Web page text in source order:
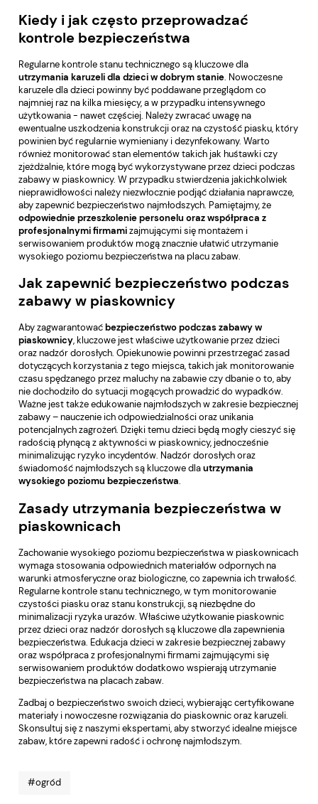
Kiedy i jak często przeprowadzać
kontrole bezpieczeństwa
Regularne kontrole stanu technicznego są kluczowe dla
utrzymania karuzeli dla dzieci w dobrym stanie. Nowoczesne
karuzele dla dziecipowinny być poddawane przeglądom co
najmniej raz na kilka miesięcy, a w przypadku intensywnego
użytkowania - nawet częściej. Należy zwracać uwagę na
ewentualne uszkodzenia konstrukcji oraz na czystość piasku, który
powinien być regularnie wymieniany i dezynfekowany. Warto
również monitorować stan elementów takich jak huśtawki czy
zjeżdżalnie, które mogą być wykorzystywane przez dzieci podczas
zabawy w piaskownicy. W przypadku stwierdzenia jakichkolwiek
nieprawidłowości należy niezwłocznie podjąć działania naprawcze,
aby zapewnić bezpieczeństwo najmłodszych. Pamiętajmy, że
odpowiednie przeszkolenie personelu oraz współpraca z
profesjonalnymi firmamizajmującymi się montażem i
serwisowaniem produktów mogą znacznie ułatwić utrzymanie
wysokiego poziomu bezpieczeństwa na placu zabaw.
Jak zapewnić bezpieczeństwo podczas
zabawy w piaskownicy
Aby zagwarantowaćbezpieczeństwo podczas zabawy w
piaskownicy, kluczowe jest właściwe użytkowanie przez dzieci
oraz nadzór dorosłych. Opiekunowie powinni przestrzegać zasad
dotyczących korzystania z tego miejsca, takich jak monitorowanie
czasu spędzanego przez maluchy na zabawie czy dbanie o to, aby
nie dochodziło do sytuacji mogących prowadzić do wypadków.
Ważne jest także edukowanie najmłodszych w zakresie bezpiecznej
zabawy – nauczenie ich odpowiedzialności oraz unikania
potencjalnych zagrożeń. Dzięki temu dzieci będą mogły cieszyć się
radością płynącą z aktywności w piaskownicy, jednocześnie
minimalizując ryzyko incydentów. Nadzór dorosłych oraz
świadomość najmłodszych są kluczowe dlautrzymania
wysokiego poziomu bezpieczeństwa.
Zasady utrzymania bezpieczeństwa w
piaskownicach
Zachowanie wysokiego poziomu bezpieczeństwa w piaskownicach
wymaga stosowania odpowiednich materiałów odpornych na
warunki atmosferyczne oraz biologiczne, co zapewnia ich trwałość.
Regularne kontrole stanu technicznego, w tym monitorowanie
czystości piasku oraz stanu konstrukcji, są niezbędne do
minimalizacji ryzyka urazów. Właściwe użytkowanie piaskownic
przez dzieci oraz nadzór dorosłych są kluczowe dla zapewnienia
bezpieczeństwa. Edukacja dzieci w zakresie bezpiecznej zabawy
oraz współpraca z profesjonalnymi firmami zajmującymi się
serwisowaniem produktów dodatkowo wspierają utrzymanie
bezpieczeństwa na placach zabaw.
Zadbaj o bezpieczeństwo swoich dzieci, wybierając certyfikowane
materiały i nowoczesne rozwiązania do piaskownic oraz karuzeli.
Skonsultuj się z naszymi ekspertami, aby stworzyć idealne miejsce
zabaw, które zapewni radość i ochronę najmłodszym.
#ogród